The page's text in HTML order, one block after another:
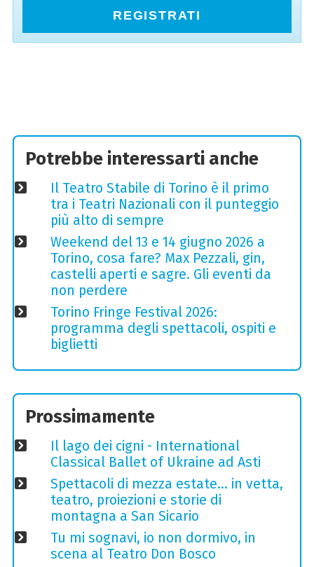
REGISTRATI
Potrebbe interessarti anche
Il Teatro Stabile di Torino è il primo
tra i Teatri Nazionali con il punteggio
più alto di sempre
Weekend del 13 e 14 giugno 2026 a
Torino, cosa fare? Max Pezzali, gin,
castelli aperti e sagre. Gli eventi da
non perdere
Torino Fringe Festival 2026:
programma degli spettacoli, ospiti e
biglietti
Prossimamente
Il lago dei cigni - International
Classical Ballet of Ukraine ad Asti
Spettacoli di mezza estate… in vetta,
teatro, proiezioni e storie di
montagna a San Sicario
Tu mi sognavi, io non dormivo, in
scena al Teatro Don Bosco